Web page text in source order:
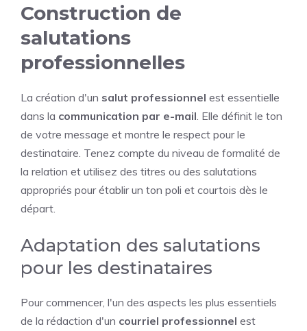
Construction de
salutations
professionnelles
La création d'un salut professionnel est essentielle
dans la communication par e-mail . Elle définit le ton
de votre message et montre le respect pour le
destinataire. Tenez compte du niveau de formalité de
la relation et utilisez des titres ou des salutations
appropriés pour établir un ton poli et courtois dès le
départ.
Adaptation des salutations
pour les destinataires
Pour commencer, l'un des aspects les plus essentiels
de la rédaction d'un courriel professionnel est